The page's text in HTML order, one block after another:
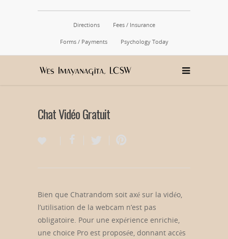
Directions Fees / Insurance
Forms / Payments Psychology Today
Chat Vidéo Gratuit
Bien que Chatrandom soit axé sur la vidéo,
l’utilisation de la webcam n’est pas
obligatoire. Pour une expérience enrichie,
une choice Pro est proposée, donnant accès